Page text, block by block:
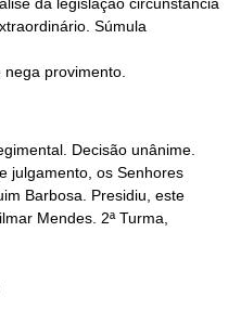
se nega provimento.
Decisão unânime.
julgamento, os Senhores
Barbosa. Presidiu, este
Mendes. 2ª Turma,